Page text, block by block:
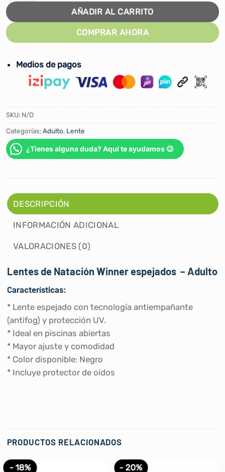
AÑADIR AL CARRITO
COMPRAR AHORA
Medios de pagos
SKU: N/D
Categorías:Adulto, Lente
¿Tienes alguna duda? Aquí te ayudamos 😉
DESCRIPCIÓN
INFORMACIÓN ADICIONAL
VALORACIONES (0)
Lentes de Natación Winner espejados – Adulto
Características:
* Lente espejado con tecnología antiempañante
(antifog) y protección UV.
* Ideal en piscinas abiertas
* Mayor ajuste y comodidad
* Color disponible: Negro
* Incluye protector de oídos
PRODUCTOS RELACIONADOS
- 18% - 20%